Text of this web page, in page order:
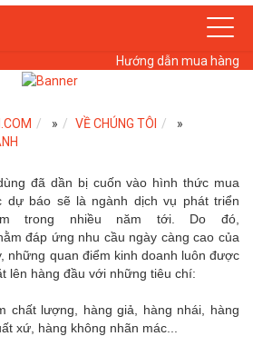
Hướng dẫn mua hàng
» VỀ CHÚNG TÔI
»
đã dần bị cuốn vào hình thức mua
dự báo sẽ là ngành dịch vụ phát triển
trong nhiều năm tới. Do đó,
đáp ứng nhu cầu ngày càng cao của
những quan điểm kinh doanh luôn được
lên hàng đầu với những tiêu chí:
chất lượng, hàng giả, hàng nhái, hàng
xứ, hàng không nhãn mác...